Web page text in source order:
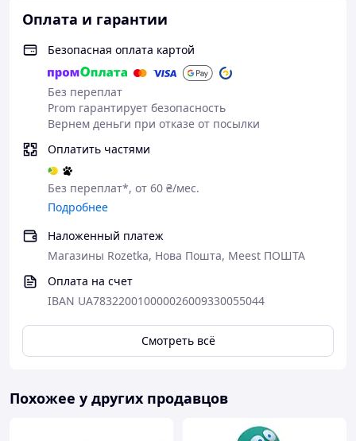
Оплата и гарантии
Безопасная оплата картой
Без переплат
Prom гарантирует безопасность
Вернем деньги при отказе от посылки
Оплатить частями
Без переплат*, от 60 ₴/мес.
Подробнее
Наложенный платеж
Магазины Rozetka, Нова Пошта, Meest ПОШТА
Оплата на счет
IBAN UA783220010000026009330055044
Смотреть всё
Похожее у других продавцов